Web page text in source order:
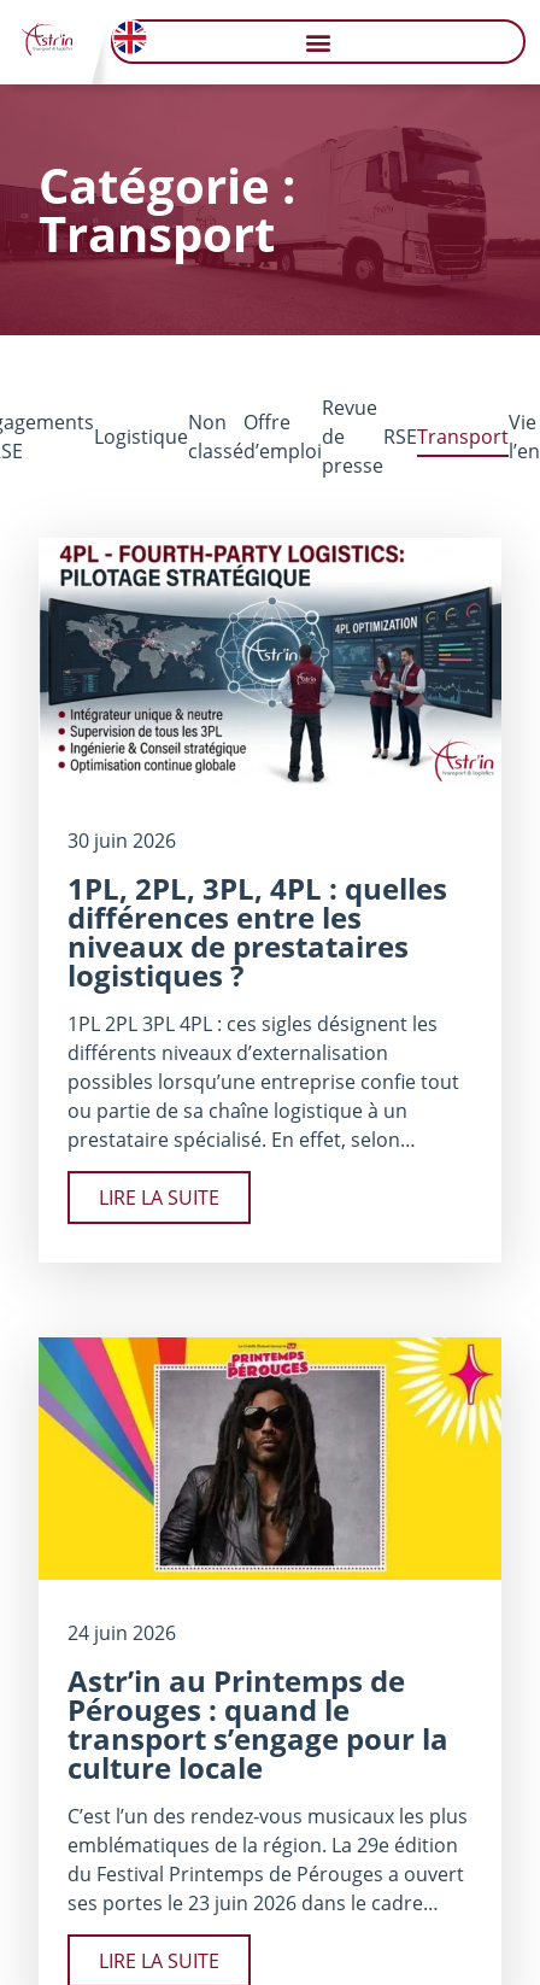
Catégorie :
Transport
Logistique
Non
classé
Offre
d’emploi
Revue
de
presse
RSETransport
30 juin 2026
1PL, 2PL, 3PL, 4PL : quelles
différences entre les
niveaux de prestataires
logistiques ?
1PL 2PL 3PL 4PL : ces sigles désignent les
différents niveaux d’externalisation
possibles lorsqu’une entreprise confie tout
ou partie de sa chaîne logistique à un
prestataire spécialisé. En effet, selon…
LIRE LA SUITE
24 juin 2026
Astr’in au Printemps de
Pérouges : quand le
transport s’engage pour la
culture locale
C’est l’un des rendez-vous musicaux les plus
emblématiques de la région. La 29e édition
du Festival Printemps de Pérouges a ouvert
ses portes le 23 juin 2026 dans le cadre…
LIRE LA SUITE